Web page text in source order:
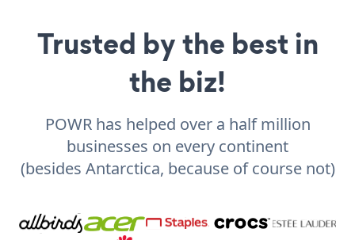
Trusted by the best in
the biz!
POWR has helped over a half million
businesses on every continent
(besides Antarctica, because of course not)